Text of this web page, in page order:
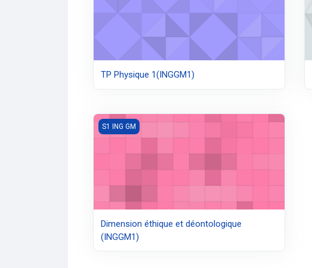
TP Physique 1(INGGM1)
Dimension éthique et déontologique (INGGM1)
S1 ING GM
Dimension éthique et déontologique
(INGGM1)